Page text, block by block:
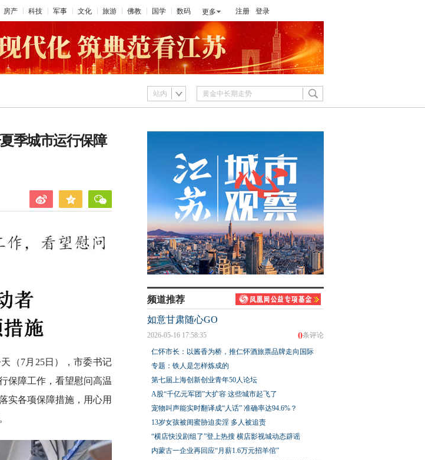
房产 科技 军事 文化 旅游 佛教 国学 数码 更多 注册 登录
站内
季城市运行保障
（7月25日），市委书记
保障工作，看望慰问高温
实各项保障措施，用心用
频道推荐
如意甘肃随心GO
0条评论
2026-05-16 17:58:35
仁怀市长：以酱香为桥，推仁怀酒旅票品牌走向国际
专题：铁人是怎样炼成的
第七届上海创新创业青年50人论坛
A股“千亿元军团”大扩容 这些城市起飞了
宠物叫声能实时翻译成“人话” 准确率达94.6%？
13岁女孩被闺蜜胁迫卖淫 多人被追责
“横店快没剧组了”登上热搜 横店影视城动态辟谣
内蒙古一企业再回应“月薪1.6万元招羊倌”